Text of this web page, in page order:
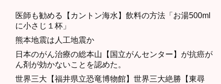
医師も勧める【カントン海水】飲料の方法「お湯500ml
に小さじ１杯」
熊本地震は人工地震か
日本のがん治療の総本山【国立がんセンター】が抗癌が
ん剤が効かないことを認めた。
世界三大【福井県立恐竜博物館】世界三大絶勝【東尋